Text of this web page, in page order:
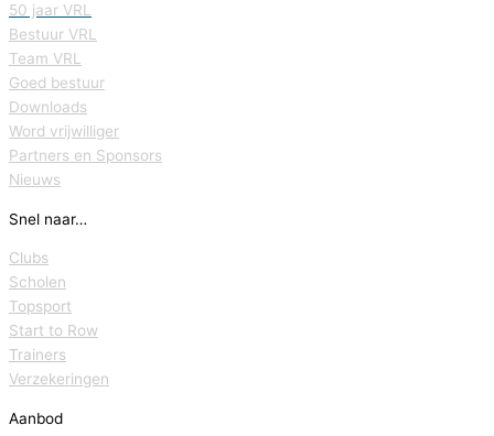
50 jaar VRL
Bestuur VRL
Team VRL
Goed bestuur
Downloads
Word vrijwilliger
Partners en Sponsors
Nieuws
Snel naar…
Clubs
Scholen
Topsport
Start to Row
Trainers
Verzekeringen
Aanbod